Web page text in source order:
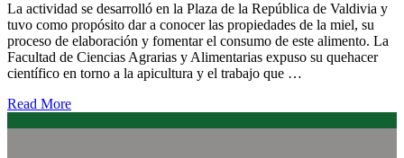
La actividad se desarrolló en la Plaza de la República de Valdivia y
tuvo como propósito dar a conocer las propiedades de la miel, su
proceso de elaboración y fomentar el consumo de este alimento. La
Facultad de Ciencias Agrarias y Alimentarias expuso su quehacer
científico en torno a la apicultura y el trabajo que …
Read More